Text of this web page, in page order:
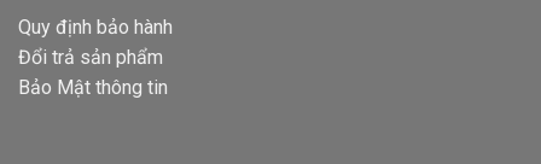
Quy định bảo hành
Đổi trả sản phẩm
Bảo Mật thông tin